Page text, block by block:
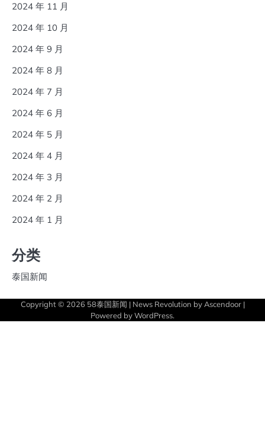
2024 年 11 月
2024 年 10 月
2024 年 9 月
2024 年 8 月
2024 年 7 月
2024 年 6 月
2024 年 5 月
2024 年 4 月
2024 年 3 月
2024 年 2 月
2024 年 1 月
分类
泰国新闻
Copyright © 2026 58泰国新闻 | News Revolution by Ascendoor|
Powered byWordPress.